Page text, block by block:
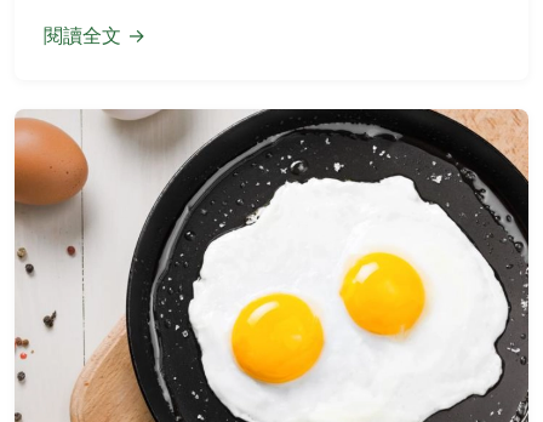
閱讀全文 →